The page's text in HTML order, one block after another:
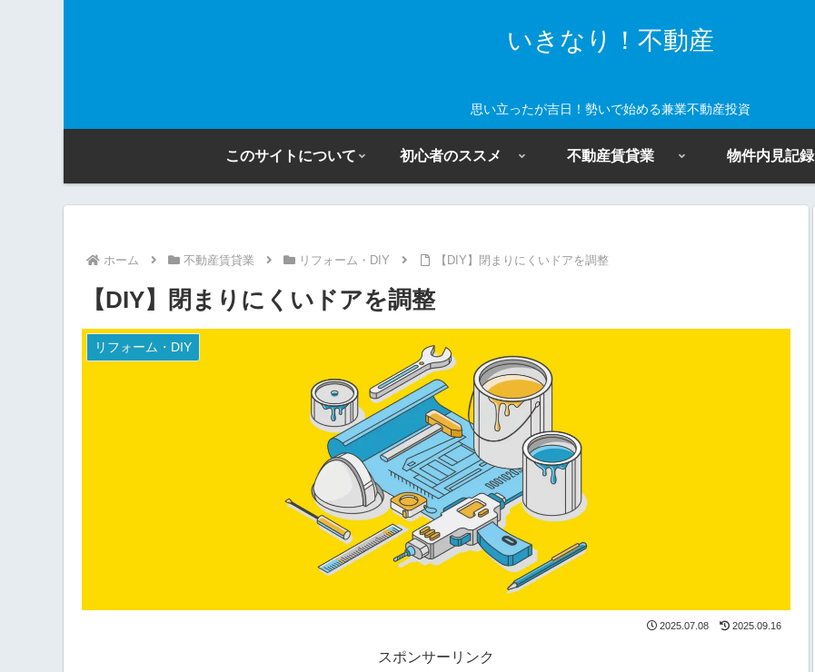
いきなり！不動産
思い立ったが吉日！勢いで始める兼業不動産投資
このサイトについて 初心者のススメ 不動産賃貸業 物件内見記録
ホーム 不動産賃貸業 リフォーム・DIY 【DIY】閉まりにくいドアを調整
【DIY】閉まりにくいドアを調整
リフォーム・DIY
2025.07.08 2025.09.16
スポンサーリンク